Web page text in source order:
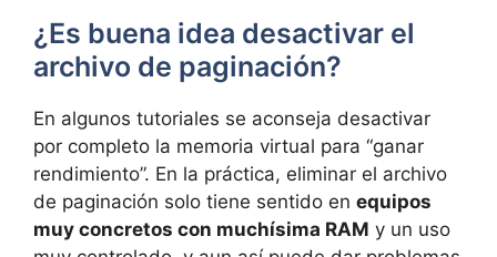
¿Es buena idea desactivar el
archivo de paginación?
En algunos tutoriales se aconseja desactivar
por completo la memoria virtual para “ganar
rendimiento”. En la práctica, eliminar el archivo
de paginación solo tiene sentido en equipos
muy concretos con muchísima RAM y un uso